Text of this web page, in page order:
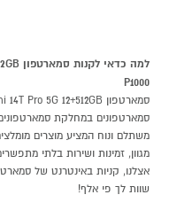
P1000
מגוון, זמינות ושירות בלתי
שוות לך פי אלף!